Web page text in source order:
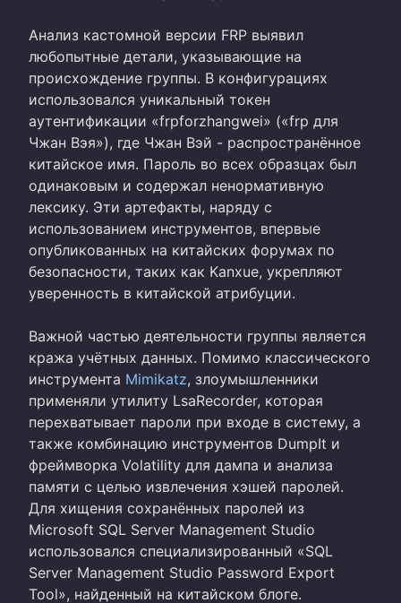
Анализ кастомной версии FRP выявил
любопытные детали, указывающие на
происхождение группы. В конфигурациях
использовался уникальный токен
аутентификации «frpforzhangwei» («frp для
Чжан Вэя»), где Чжан Вэй - распространённое
китайское имя. Пароль во всех образцах был
одинаковым и содержал ненормативную
лексику. Эти артефакты, наряду с
использованием инструментов, впервые
опубликованных на китайских форумах по
безопасности, таких как Kanxue, укрепляют
уверенность в китайской атрибуции.
Важной частью деятельности группы является
кража учётных данных. Помимо классического
инструмента Mimikatz, злоумышленники
применяли утилиту LsaRecorder, которая
перехватывает пароли при входе в систему, а
также комбинацию инструментов DumpIt и
фреймворка Volatility для дампа и анализа
памяти с целью извлечения хэшей паролей.
Для хищения сохранённых паролей из
Microsoft SQL Server Management Studio
использовался специализированный «SQL
Server Management Studio Password Export
Tool», найденный на китайском блоге.